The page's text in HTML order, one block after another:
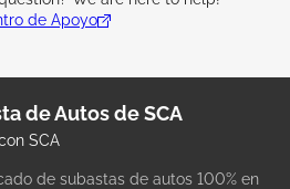
de Apoyo
de Autos de SCA
SCA
de subastas de autos 100% en